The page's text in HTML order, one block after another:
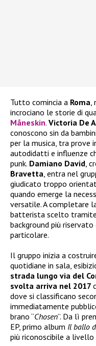
Tutto comincia a Roma
incrociano le storie di
Måneskin. Victoria De
conoscono sin da
per la musica, tra prove
autodidatti e influenze
punk. Damiano David ,
Bravetta , entra nel
giudicato troppo
quando emerge la
versatile. A completare
batterista scelto tramite
background più
particolare.
Il gruppo inizia a
quotidiane in sala,
strada lungo via del
svolta arriva nel 2017
dove si classificano
immediatamente
brano “Chosen”. Da lì
EP, primo album Il ballo
più riconoscibile a